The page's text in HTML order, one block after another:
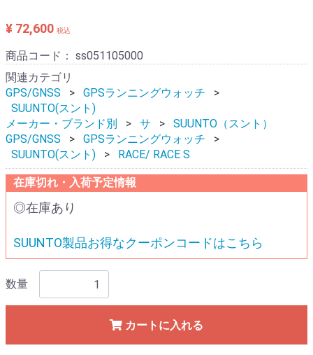
¥ 72,600 税込
商品コード： ss051105000
関連カテゴリ
GPS/GNSS
GPSランニングウォッチ
SUUNTO(スント)
メーカー・ブランド別
サ
SUUNTO（スント）
GPS/GNSS
GPSランニングウォッチ
SUUNTO(スント)
RACE/ RACE S
在庫切れ・入荷予定情報
◎在庫あり
SUUNTO製品お得なクーポンコードはこちら
数量
カートに入れる